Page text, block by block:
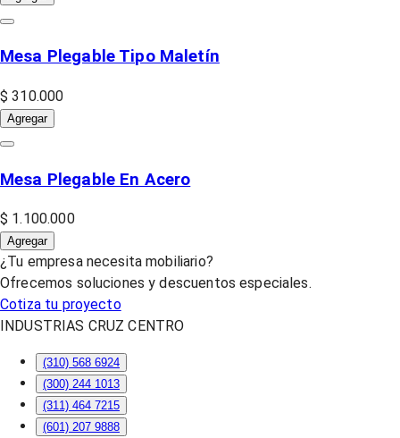
Mesa Plegable Tipo Maletín
$ 310.000
Agregar
Mesa Plegable En Acero
$ 1.100.000
Agregar
¿Tu empresa necesita mobiliario?
Ofrecemos soluciones y descuentos especiales.
Cotiza tu proyecto
INDUSTRIAS CRUZ CENTRO
(310) 568 6924
(300) 244 1013
(311) 464 7215
(601) 207 9888